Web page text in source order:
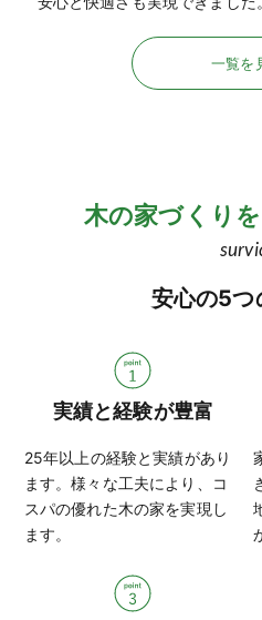
一覧を
木の家づくり
安心の5つ
実績と経験が豊富
25年以上の経験と実績があり
ます。様々な工夫により、コ
スパの優れた木の家を実現し
ます。